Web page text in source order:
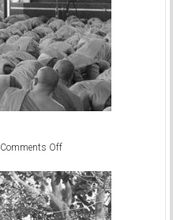
Comments Offon
เข้า
พรรษา